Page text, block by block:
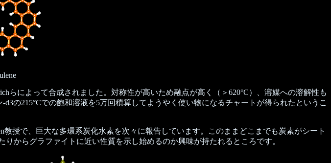
によって合成されました。対称性が高いため融点が高く（＞620°C）、溶媒への溶解性も
の215°Cでの飽和溶液を5万回積算してようやく使い物になるチャートが得られたというこ
授で、巨大な多環系炭化水素を次々に報告しています。このままどこまでも炭素がシート
からグラファイトに近い性質を示し始めるのか興味が持たれるところです。